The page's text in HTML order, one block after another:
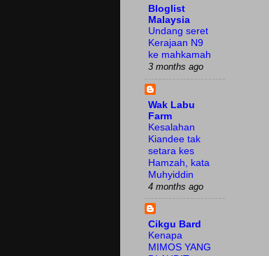
Bloglist
Malaysia
Undang seret
Kerajaan N9
ke mahkamah
3 months ago
Wak Labu
Farm
Kesalahan
Kiandee tak
setara kes
Hamzah, kata
Muhyiddin
4 months ago
Cikgu Bard
Kenapa
MIMOS YANG